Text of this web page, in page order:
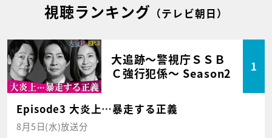
視聴ランキング （テレビ朝日）
大追跡～警視庁ＳＳＢ
Ｃ強行犯係～ Season2
1
Episode3 大炎上…暴走する正義
8月5日(水)放送分